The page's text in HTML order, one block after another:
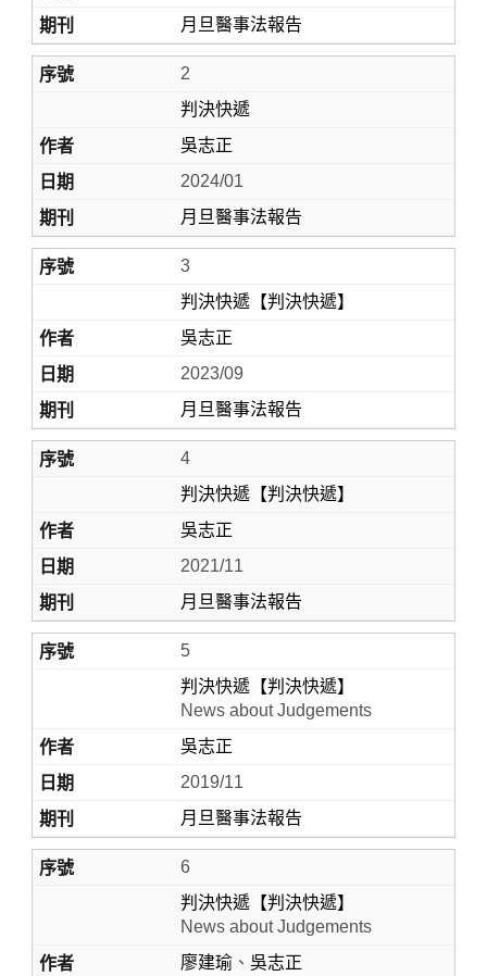
Home
月旦醫事法報告
2
判決快遞
吳志正
2024/01
月旦醫事法報告
3
判決快遞【判決快遞】
吳志正
2023/09
月旦醫事法報告
4
判決快遞【判決快遞】
吳志正
2021/11
月旦醫事法報告
5
判決快遞【判決快遞】
News about Judgements
吳志正
2019/11
月旦醫事法報告
6
判決快遞【判決快遞】
News about Judgements
廖建瑜、 吳志正